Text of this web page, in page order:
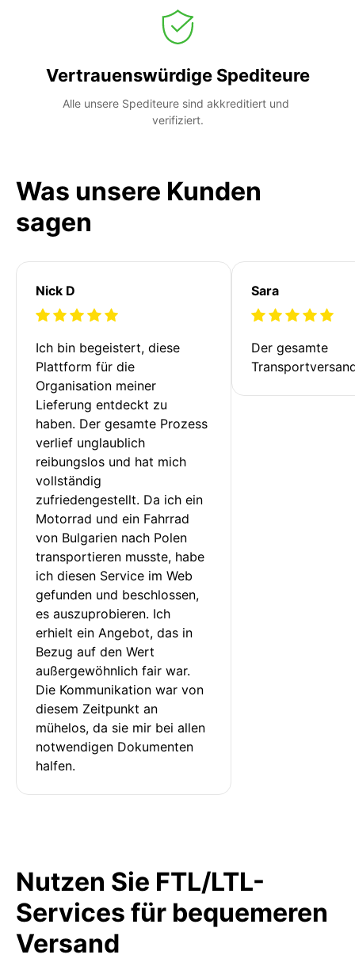
Vertrauenswürdige Spediteure
Alle unsere Spediteure sind akkreditiert und
verifiziert.
Was unsere Kunden
sagen
Nick D
Ich bin begeistert, diese
Plattform für die
Organisation meiner
Lieferung entdeckt zu
haben. Der gesamte Prozess
verlief unglaublich
reibungslos und hat mich
vollständig
zufriedengestellt. Da ich ein
Motorrad und ein Fahrrad
von Bulgarien nach Polen
transportieren musste, habe
ich diesen Service im Web
gefunden und beschlossen,
es auszuprobieren. Ich
erhielt ein Angebot, das in
Bezug auf den Wert
außergewöhnlich fair war.
Die Kommunikation war von
diesem Zeitpunkt an
mühelos, da sie mir bei allen
notwendigen Dokumenten
halfen.
Sara
Der gesamte
Nutzen Sie FTL/LTL-
Services für bequemeren
Versand